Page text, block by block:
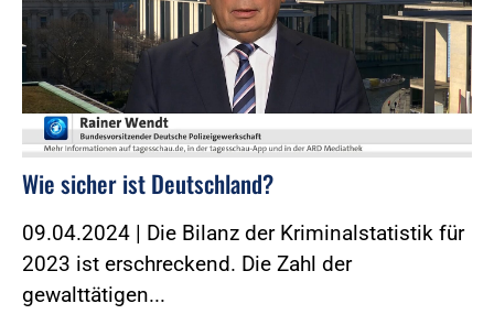
Wie sicher ist Deutschland?
09.04.2024 | Die Bilanz der Kriminalstatistik für
2023 ist erschreckend. Die Zahl der
gewalttätigen...